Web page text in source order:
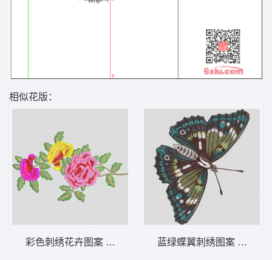
相似花版：
彩色刺绣花卉图案 靓花 蓝绿蝶翼刺绣图案 蝴蝶